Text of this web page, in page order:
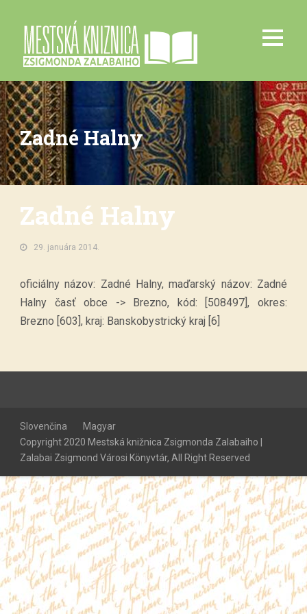
Zadné Halny
Zadné Halny
29. januára 2014.
oficiálny názov: Zadné Halny, maďarský názov: Zadné
Halny časť obce -> Brezno, kód: [508497], okres:
Brezno [603], kraj: Banskobystrický kraj [6]
Slovenčina
Magyar
Copyright 2020 Mestská knižnica Zsigmonda Zalabaiho |
Zalabai Zsigmond Városi Könyvtár, All Right Reserved